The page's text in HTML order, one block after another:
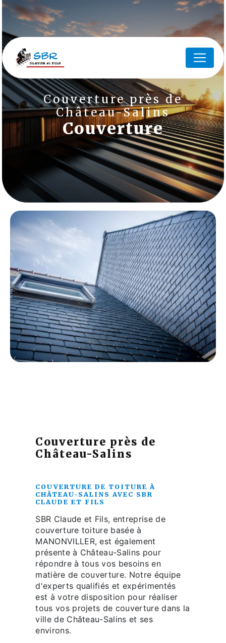
Couverture près de
Château-Salins
Couverture
Couverture près de
Château-Salins
COUVERTURE DE TOITURE À
CHÂTEAU-SALINS AVEC SBR
CLAUDE ET FILS
SBR Claude et Fils, entreprise de
couverture toiture basée à
MANONVILLER, est également
présente à Château-Salins pour
répondre à tous vos besoins en
matière de couverture. Notre équipe
d'experts qualifiés et expérimentés
est à votre disposition pour réaliser
tous vos projets de couverture dans la
ville de Château-Salins et ses
environs.
Panneau de gestion des cookies